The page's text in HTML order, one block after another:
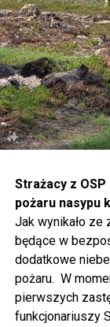
warsztatach,
rozstawionych
pofilcować,
dyktando,
ekologicznych,
stworzyć
Gwiazdą
W sobotę o
odbywając
Wikingów lub
spod biblioteki).
wysłuchamy
państwa
Wyjątkowym
Strażacy z
pożaru nasypu
Jak wynikało ze
będące w
dodatkowe
pożaru. W
pierwszych
funkcjonariuszy